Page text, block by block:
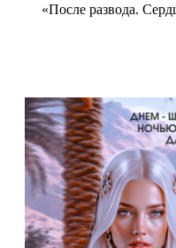
«После развода.